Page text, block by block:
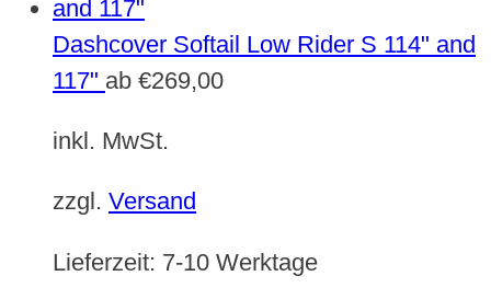
Dashcover Softail Low Rider S 114" and
117" ab €269,00
inkl. MwSt.
zzgl. Versand
Lieferzeit: 7-10 Werktage